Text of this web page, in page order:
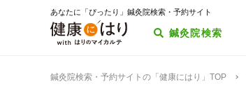
あなたに「ぴったり」鍼灸院検索・予約サイト
鍼灸院検索
鍼灸院検索・予約サイトの「健康にはり」TOP